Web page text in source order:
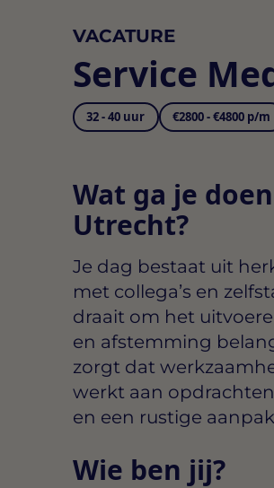
VACATURE
Service
32 - 40 uur €2800 - €4800 p/m
Wat ga je
Utrecht?
Je dag bestaat uit
met collega’s en
draait om het
en afstemming
zorgt dat
werkt aan
en een rustige
Wie ben jij?